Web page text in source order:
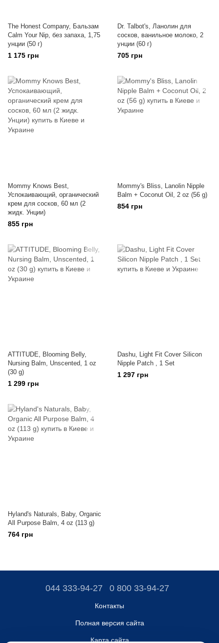
The Honest Company, Бальзам
Calm Your Nip, без запаха, 1,75
унции (50 г)
1 175 грн
Dr. Talbot's, Ланолин для
сосков, ванильное молоко, 2
унции (60 г)
705 грн
Mommy Knows Best,
Успокаивающий, органический
крем для сосков, 60 мл (2
жидк. Унции)
855 грн
Mommy's Bliss, Lanolin Nipple
Balm + Coconut Oil, 2 oz (56 g)
854 грн
ATTITUDE, Blooming Belly,
Nursing Balm, Unscented, 1 oz
(30 g)
1 299 грн
Dashu, Light Fit Cover Silicon
Nipple Patch , 1 Set
1 297 грн
Hyland's Naturals, Baby, Organic
All Purpose Balm, 4 oz (113 g)
764 грн
044 333-94-27 0 800 33-94-27
Контакты
Полная версия сайта
Карта сайта